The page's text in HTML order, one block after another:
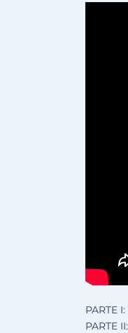
PARTE I:
PARTE II: